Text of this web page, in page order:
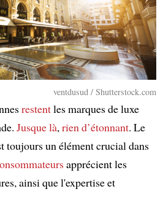
ventdusud / Shutterstock.com
restentles marques de luxe
Jusque là,rien d’étonnant. Le
toujours un élément crucial dans
apprécient les
ainsi que l'expertise et